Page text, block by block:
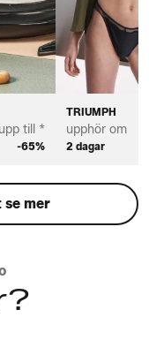
upp till *
-65%
TRIUMPH
upphör om
2 dagar
mer